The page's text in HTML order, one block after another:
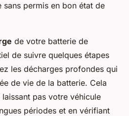
permis en bon état de
de votre batterie de
de suivre quelques étapes
les décharges profondes qui
de vie de la batterie. Cela
pas votre véhicule
périodes et en vérifiant